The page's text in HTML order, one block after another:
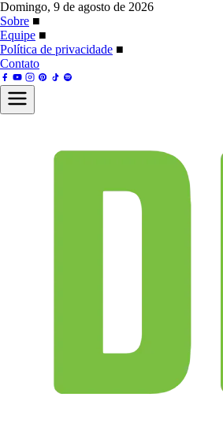
Domingo, 9 de agosto de 2026
Sobre ■
Equipe ■
Política de privacidade ■
Contato